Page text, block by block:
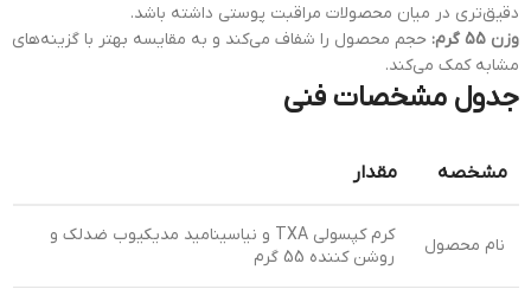
دقیق‌تری در میان محصولات مراقبت پوستی داشته باشد.
وزن 55 گرم:
حجم محصول را شفاف می‌کند و به مقایسه بهتر با گزینه‌های
مشابه کمک می‌کند.
جدول مشخصات فنی
مشخصه مقدار
نام محصول
کرم کپسولی TXA و نیاسینامید مدیکیوب ضدلک و
روشن کننده 55 گرم